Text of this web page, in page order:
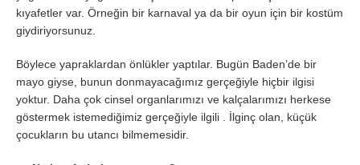
kıyafetler var. Örneğin bir karnaval ya da bir oyun için bir kostüm
giydiriyorsunuz.
Böylece yapraklardan önlükler yaptılar. Bugün Baden’de bir
mayo giyse, bunun donmayacağımız gerçeğiyle hiçbir ilgisi
yoktur. Daha çok cinsel organlarımızı ve kalçalarımızı herkese
göstermek istemediğimiz gerçeğiyle ilgili . İlginç olan, küçük
çocukların bu utancı bilmemesidir.